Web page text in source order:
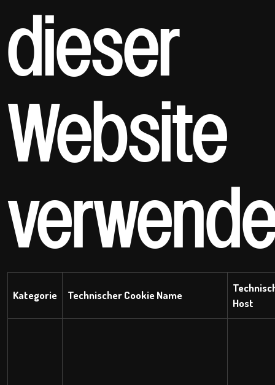
dieser
Website
Kategorie Technischer Cookie Name
Host